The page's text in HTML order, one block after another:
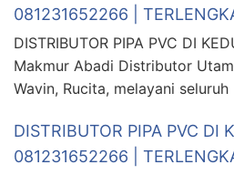
081231652266 |
DISTRIBUTOR PIPA PVC DI
Makmur Abadi Distributor
Wavin, Rucita, melayani seluruh
DISTRIBUTOR PIPA PVC DI
081231652266 |